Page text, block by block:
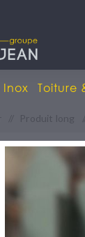
Inox Toiture
Produit long